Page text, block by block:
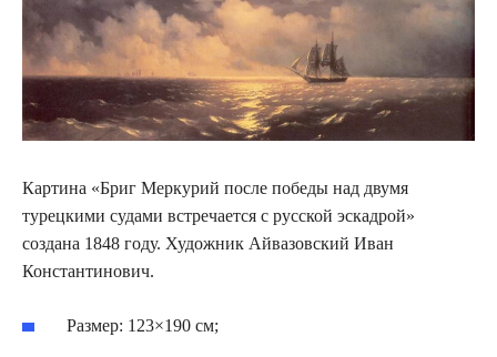
Картина «Бриг Меркурий после победы над двумя
турецкими судами встречается с русской эскадрой»
создана 1848 году. Художник Айвазовский Иван
Константинович.
Размер: 123×190 см;